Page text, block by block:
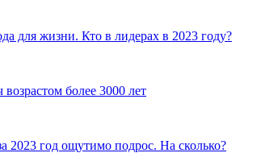
для жизни. Кто в лидерах в 2023 году?
более 3000 лет
2023 год ощутимо подрос. На сколько?